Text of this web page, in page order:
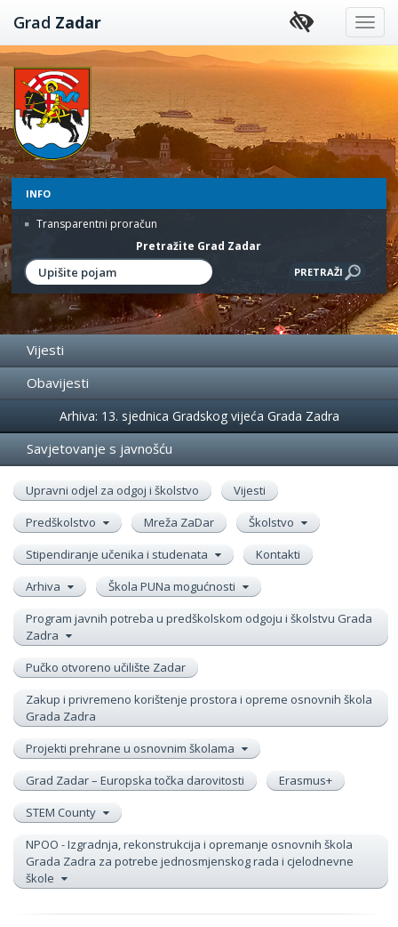
Preskoči
na
sadržaj
Grad Zadar
INFO
Transparentni proračun
Pretražite Grad Zadar
Vijesti
Obavijesti
Događanja
Arhiva: 13. sjednica Gradskog vijeća Grada Zadra
Savjetovanje s javnošću
Upravni odjel za odgoj i školstvo
Vijesti
Predškolstvo
Mreža ZaDar
Školstvo
Stipendiranje učenika i studenata
Kontakti
Arhiva
Škola PUNa mogućnosti
Program javnih potreba u predškolskom odgoju i školstvu Grada
Zadra
Pučko otvoreno učilište Zadar
Zakup i privremeno korištenje prostora i opreme osnovnih škola
Grada Zadra
Projekti prehrane u osnovnim školama
Grad Zadar – Europska točka darovitosti
Erasmus+
STEM County
NPOO - Izgradnja, rekonstrukcija i opremanje osnovnih škola
Grada Zadra za potrebe jednosmjenskog rada i cjelodnevne
škole